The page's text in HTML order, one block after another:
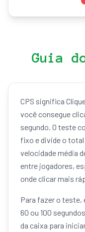
Guia
CPS significa
você consegue
segundo. O teste
fixo e divide o total
velocidade média
entre jogadores,
onde clicar mais
Para fazer o teste,
60 ou 100
da caixa para